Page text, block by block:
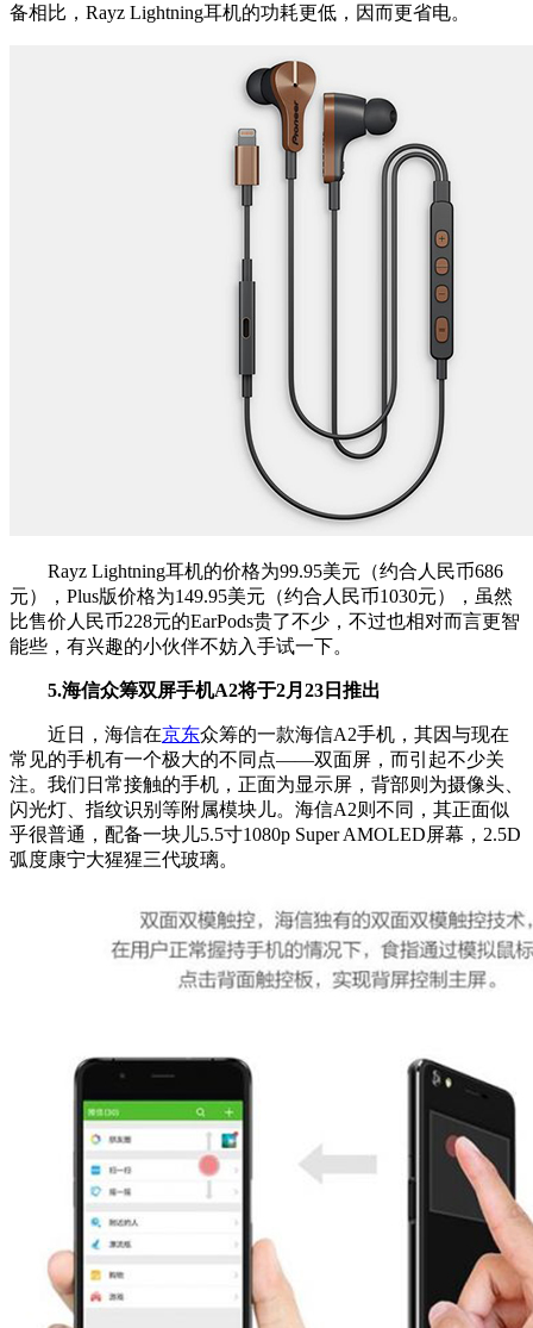
备相比，Rayz Lightning耳机的功耗更低，因而更省电。
Rayz Lightning耳机的价格为99.95美元（约合人民币686
元），Plus版价格为149.95美元（约合人民币1030元），虽然
比售价人民币228元的EarPods贵了不少，不过也相对而言更智
能些，有兴趣的小伙伴不妨入手试一下。
5.海信众筹双屏手机A2将于2月23日推出
近日，海信在京东众筹的一款海信A2手机，其因与现在
常见的手机有一个极大的不同点——双面屏，而引起不少关
注。我们日常接触的手机，正面为显示屏，背部则为摄像头、
闪光灯、指纹识别等附属模块儿。海信A2则不同，其正面似
乎很普通，配备一块儿5.5寸1080p Super AMOLED屏幕，2.5D
弧度康宁大猩猩三代玻璃。